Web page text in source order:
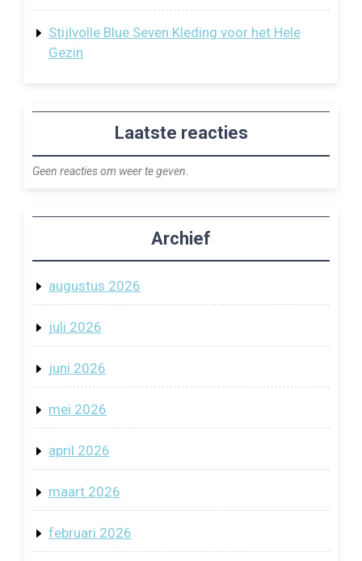
Stijlvolle Blue Seven Kleding voor het Hele
Gezin
Laatste reacties
Geen reacties om weer te geven.
Archief
augustus 2026
juli 2026
juni 2026
mei 2026
april 2026
maart 2026
februari 2026